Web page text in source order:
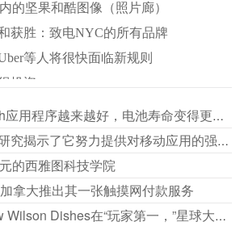
的坚果和酷图像（照片廊）
获胜：致电NYC的所有品牌
等人将很快面临新规则
投资
Dropbox for Android获取物料设计，能够在文件夹中拍摄照片，更轻松地搜索和共享
CMOS利用入境营销
随着Apple Watch应用程序越来越好，电池寿命变得更大的问题
新的企业流动性研究揭示了它努力提供对移动应用的强烈需求
的西雅图科技学院
拿大推出其一张触摸网付款服务
EA CEO Andrew Wilson Dishes在“玩家第一，”星球大战：战场，以及一个新的群发效果